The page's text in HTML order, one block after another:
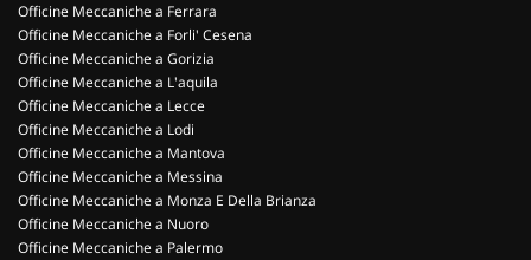
Officine Meccaniche a Ferrara
Officine Meccaniche a Forli' Cesena
Officine Meccaniche a Gorizia
Officine Meccaniche a L'aquila
Officine Meccaniche a Lecce
Officine Meccaniche a Lodi
Officine Meccaniche a Mantova
Officine Meccaniche a Messina
Officine Meccaniche a Monza E Della Brianza
Officine Meccaniche a Nuoro
Officine Meccaniche a Palermo